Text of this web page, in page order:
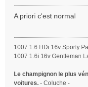
e
s
e
A priori c'est normal
1007 1.6 HDi 16v Sporty
1007 1.6i 16v Gentleman
Le champignon le plus
voitures. - Coluche -